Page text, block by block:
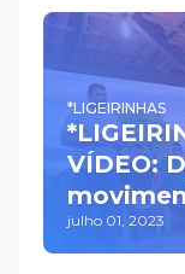
*LIGEIRINHAS
VÍDEO: Disputa eleitoral 2024
oposição em
do
julho 01, 2023